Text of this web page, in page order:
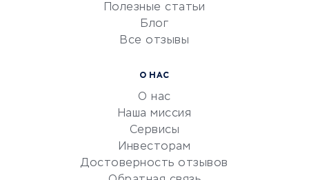
УСЛУГИ ДЛЯ БИЗНЕСА
документооборот
Полезные статьи
Блог
Все отзывы
О НАС
О нас
Наша миссия
Сервисы
Инвесторам
Достоверность отзывов